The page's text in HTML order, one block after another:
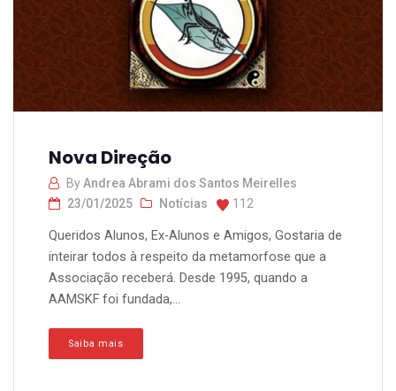
Nova Direção
ByAndrea Abrami dos Santos Meirelles
23/01/2025
Notícias 112
Queridos Alunos, Ex-Alunos e Amigos, Gostaria de
inteirar todos à respeito da metamorfose que a
Associação receberá. Desde 1995, quando a
AAMSKF foi fundada,...
Saiba mais